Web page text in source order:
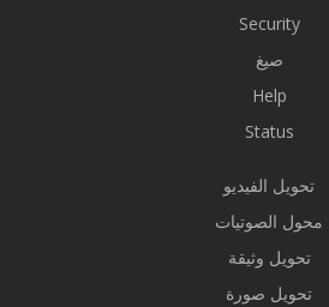
Security
صيغ
Help
Status
تحويل الفيديو
محول الصوتيات
تحويل وثيقة
تحويل صورة